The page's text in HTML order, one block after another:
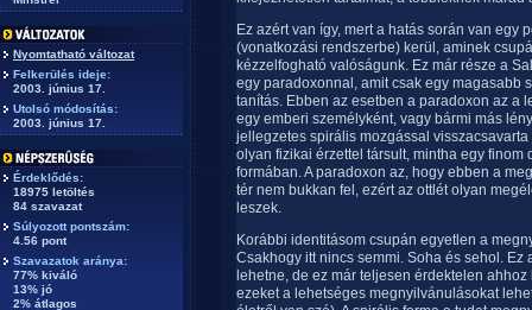
Nyomtatható változat
Felkerülés ideje:
2003. június 17.
Utolsó módosítás:
2003. június 17.
Érdeklődés:
18975 letöltés
84 szavazat
Súlyozott pontszám:
4.56 pont
Szavazatok aránya:
77% kiváló
13% jó
2% átlagos
Ez azért van így, mert a hatás során van egy
(vonatkozási rendszerbe) kerül, aminek
kézzelfogható valóságunk. Ez már része a
egy paradoxonnal, amit csak egy magasabb
tanítás. Ebben az esetben a paradoxon az a
egy emberi személyként, vagy bármi más
jellegzetes spirális mozgással
olyan fizikai érzettel társult, mintha egy
formában. A paradoxon az, hogy ebben a
tér nem bukkan fel, ezért az ottlét olyan
leszek.
Korábbi identitásom csupán egyetlen a
Csakhogy itt nincs semmi. Soha és sehol.
lehetne, de ez már teljesen érdektelen
ezeket a lehetséges megnyilvánulásokat